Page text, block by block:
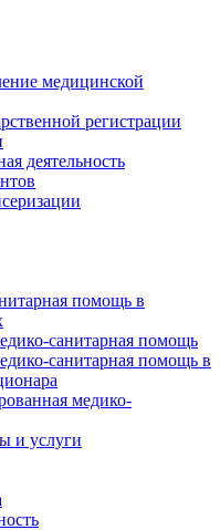
медицинской
регистрации
деятельность
помощь в
санитарная помощь
санитарная помощь в
медико-
и услуги